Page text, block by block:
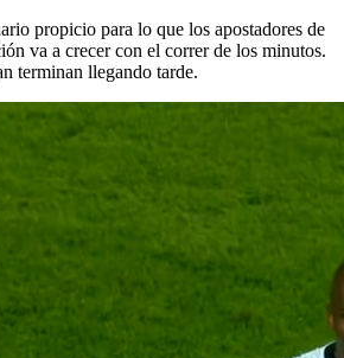
propicio para lo que los apostadores de
va a crecer con el correr de los minutos.
terminan llegando tarde.